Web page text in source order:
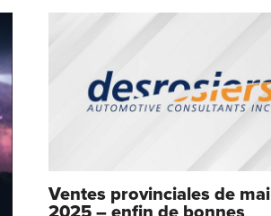
Ventes provinciales de mai